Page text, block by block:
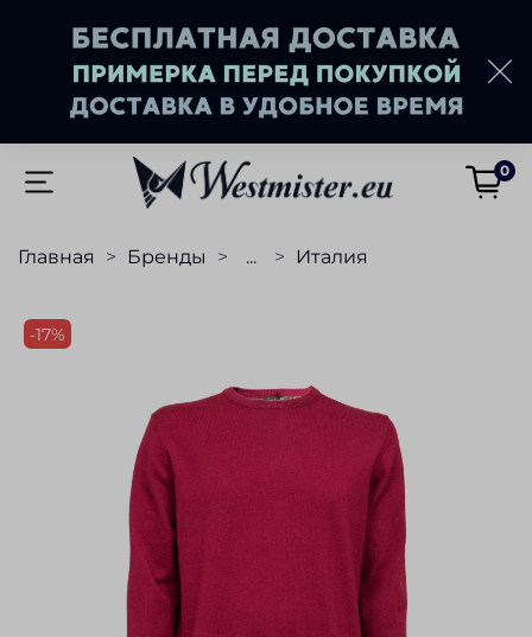
0
Главная Бренды ... Италия
-17%